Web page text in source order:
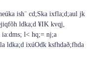
ish¨‍ cd;Ska ixfla;d;aul jk
ldka;d ¥IK kvqj,
l< hq;= nj;a
ldka;d ixúOdk ksfhdað;fhda